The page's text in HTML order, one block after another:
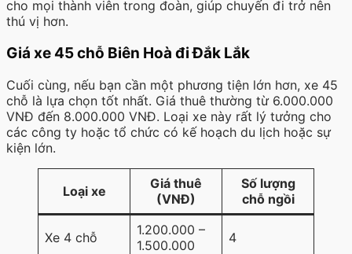
cho mọi thành viên trong đoàn, giúp chuyến đi trở nên
thú vị hơn.
Giá xe 45 chỗ Biên Hoà đi Đắk Lắk
Cuối cùng, nếu bạn cần một phương tiện lớn hơn, xe 45
chỗ là lựa chọn tốt nhất. Giá thuê thường từ 6.000.000
VNĐ đến 8.000.000 VNĐ. Loại xe này rất lý tưởng cho
các công ty hoặc tổ chức có kế hoạch du lịch hoặc sự
kiện lớn.
Loại xe
Giá thuê
(VNĐ)
Số lượng
chỗ ngồi
Xe 4 chỗ
1.200.000 –
1.500.000
4